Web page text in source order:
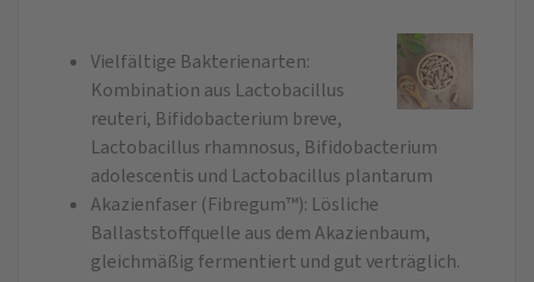
Vielfältige Bakterienarten:
Kombination aus Lactobacillus
reuteri, Bifidobacterium breve,
Lactobacillus rhamnosus, Bifidobacterium
adolescentis und Lactobacillus plantarum
Akazienfaser (Fibregum™): Lösliche
Ballaststoffquelle aus dem Akazienbaum,
gleichmäßig fermentiert und gut verträglich.